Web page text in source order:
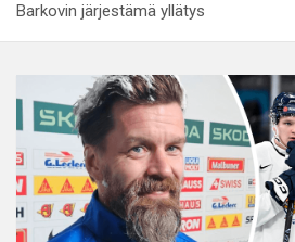
Barkovin järjestämä yllätys